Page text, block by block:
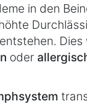
in den
oder